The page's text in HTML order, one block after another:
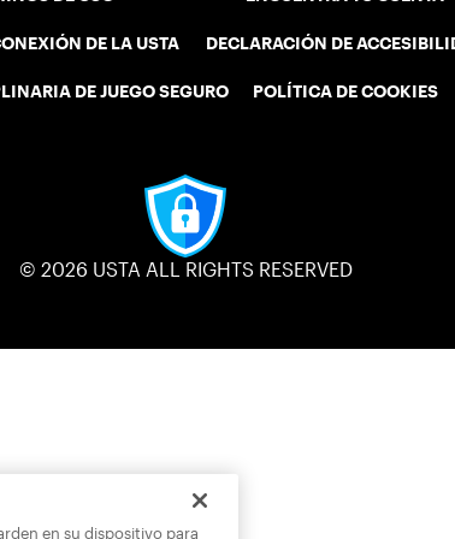
DE LA USTA
DE JUEGO SEGURO
DECLARACIÓN DE
POLÍTICA DE COOKIES
© 2026 USTA ALL RIGHTS RESERVED
en su dispositivo para